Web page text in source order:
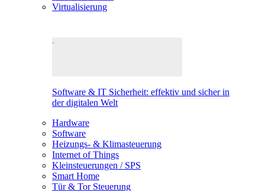
Virtualisierung
Software & IT Sicherheit: effektiv und sicher in
der digitalen Welt
Hardware
Software
Heizungs- & Klimasteuerung
Internet of Things
Kleinsteuerungen / SPS
Smart Home
Tür & Tor Steuerung